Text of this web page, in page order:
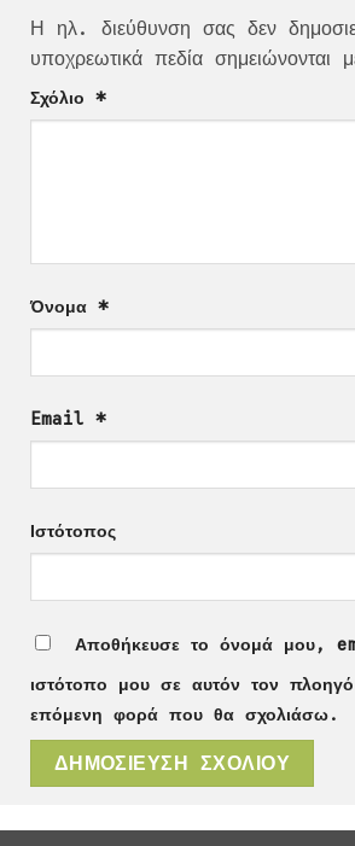
Η ηλ. διεύθυνση σας δεν
υποχρεωτικά πεδία σημειώνονται
Σχόλιο *
Όνομα *
Email *
Ιστότοπος
Αποθήκευσε το όνομά μου,
ιστότοπο μου σε αυτόν τον
επόμενη φορά που θα σχολιάσω.